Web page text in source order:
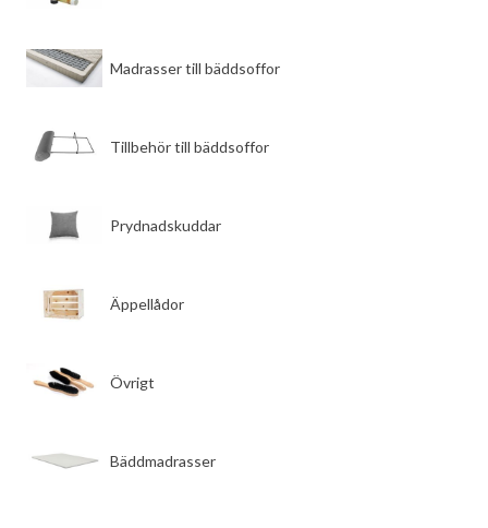
​Madrasser till bäddsoffor
​Tillbehör till bäddsoffor
​Prydnadskuddar
​Äppellådor
​Övrigt
​Bäddmadrasser